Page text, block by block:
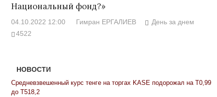
Национальный фонд?»
04.10.2022 12:00 Гимран ЕРГАЛИЕВ
День за днем
4522
НОВОСТИ
Средневзвешенный курс тенге на торгах KASE подорожал на Т0,99
до Т518,2